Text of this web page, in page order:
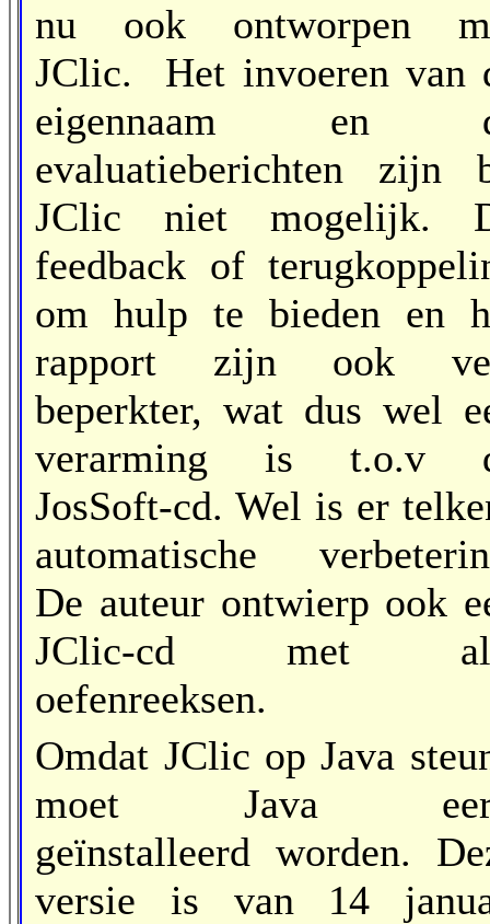
nu ook ontworpen
JClic. Het invoeren van
eigennaam en
evaluatieberichten zijn
JClic niet mogelijk.
feedback of
om hulp te bieden en
rapport zijn ook
beperkter, wat dus wel
verarming is t.o.v
JosSoft-cd. Wel is er
automatische
De auteur ontwierp ook
JClic-cd met
oefenreeksen.
Omdat JClic op Java
moet Java
geïnstalleerd worden.
versie is van 14